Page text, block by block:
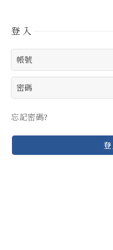
登入
忘記密碼?